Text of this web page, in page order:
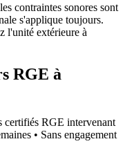
contraintes sonores sont
s'applique toujours.
l'unité extérieure à
RGE à
certifiés RGE intervenant
• Sans engagement